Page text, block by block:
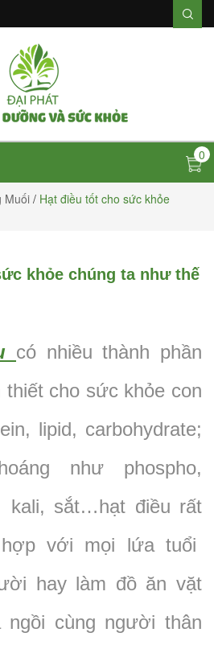
0
Muối / Hạt điều tốt cho sức khỏe
khỏe chúng ta như thế
có nhiều thành phần
cho sức khỏe con
lipid, carbohydrate;
như phospho,
kali, sắt…hạt điều rất
với mọi lứa tuổi
hay làm đồ ăn vặt
ngồi cùng người thân